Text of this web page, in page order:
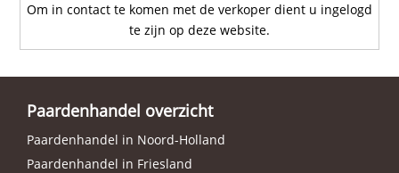
Om in contact te komen met de verkoper dient u ingelogd
te zijn op deze website.
Paardenhandel overzicht
Paardenhandel in Noord-Holland
Paardenhandel in Friesland